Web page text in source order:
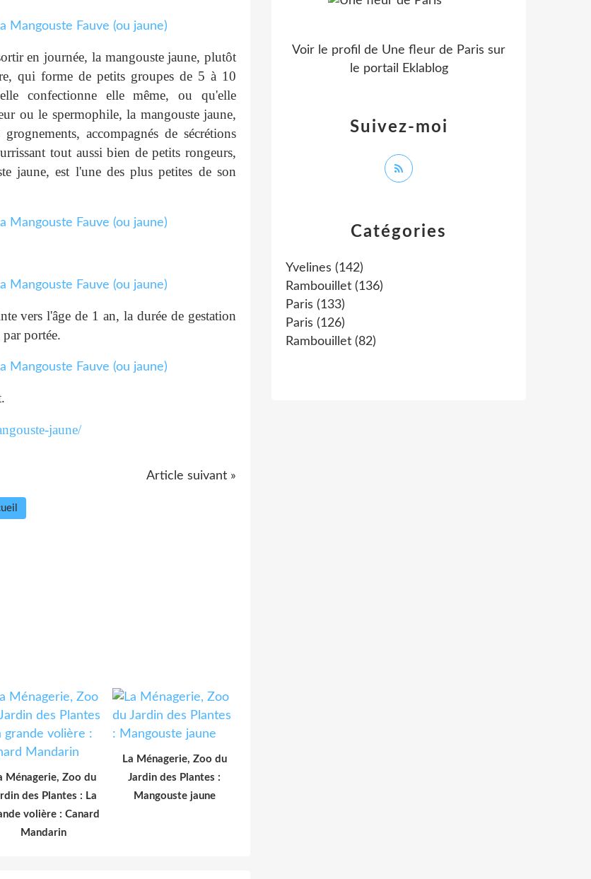
en journée, la mangouste jaune, plutôt
qui forme de petits groupes de 5 à 10
confectionne elle même, ou qu'elle
ou le spermophile, la mangouste jaune,
accompagnés de sécrétions
tout aussi bien de petits rongeurs,
jaune, est l'une des plus petites de son
vers l'âge de 1 an, la durée de gestation
portée.
jaune/
Article suivant »
Ménagerie, Zoo du
des Plantes : La
volière : Canard
Mandarin
La Ménagerie, Zoo du
Jardin des Plantes :
Mangouste jaune
Catégories
Yvelines (142)
Rambouillet (136)
Paris (133)
Paris (126)
Rambouillet (82)
Suivez-moi
Voir le profil de Une fleur de Paris sur
le portail Eklablog